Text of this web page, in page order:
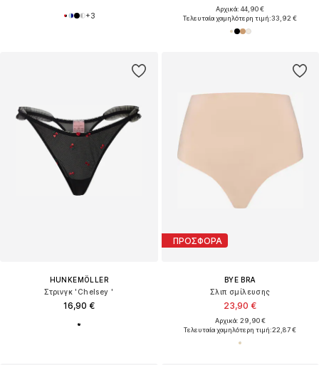
+3
Αρχικά: 44,90 €
Τελευταία χαμηλότερη τιμή:33,92 €
HUNKEMÖLLER
Στρινγκ 'Chelsey '
16,90 €
ΠΡΟΣΦΟΡΑ
BYE BRA
Σλιπ σμίλευσης
23,90 €
Αρχικά: 29,90 €
Τελευταία χαμηλότερη τιμή:22,87 €